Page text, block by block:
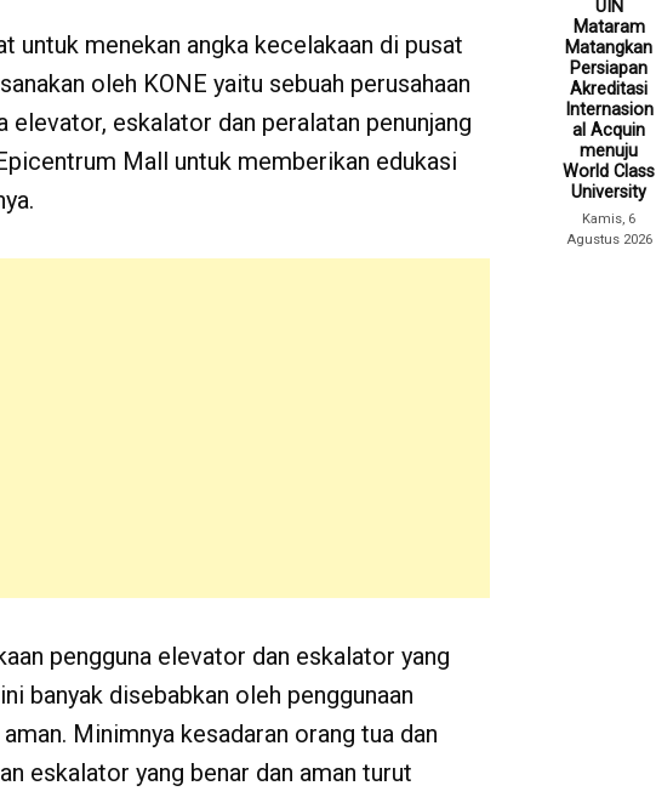
untuk menekan angka kecelakaan di pusat
oleh KONE yaitu sebuah perusahaan
eskalator dan peralatan penunjang
Mall untuk memberikan edukasi
pengguna elevator dan eskalator yang
banyak disebabkan oleh penggunaan
Minimnya kesadaran orang tua dan
eskalator yang benar dan aman turut
UIN
Mataram
Matangkan
Persiapan
Akreditasi
Internasion
al Acquin
menuju
World Class
University
Kamis, 6
Agustus 2026